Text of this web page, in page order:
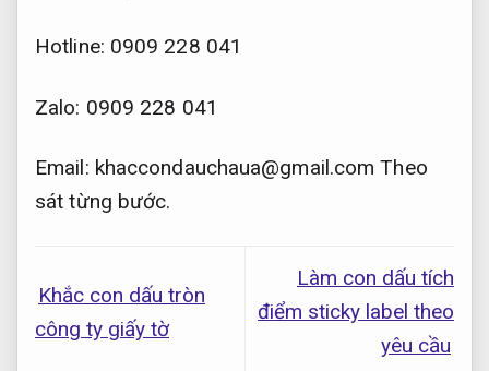
Hotline: 0909 228 041
Zalo: 0909 228 041
Email: khaccondauchaua@gmail.com Theo
sát từng bước.
Khắc con dấu tròn
công ty giấy tờ
Làm con dấu tích
điểm sticky label theo
yêu cầu